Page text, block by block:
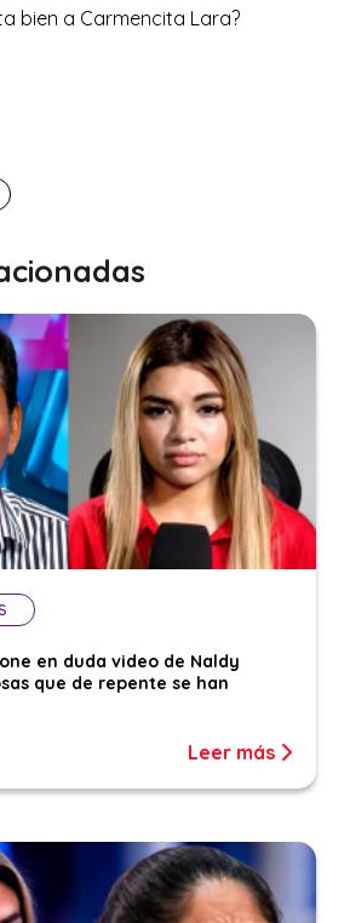
bien a Carmencita Lara?
en duda video de Naldy
que de repente se han
Leer más